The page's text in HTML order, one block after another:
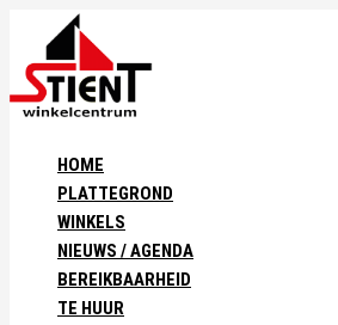
inhoud
HOME
PLATTEGROND
WINKELS
NIEUWS / AGENDA
BEREIKBAARHEID
TE HUUR